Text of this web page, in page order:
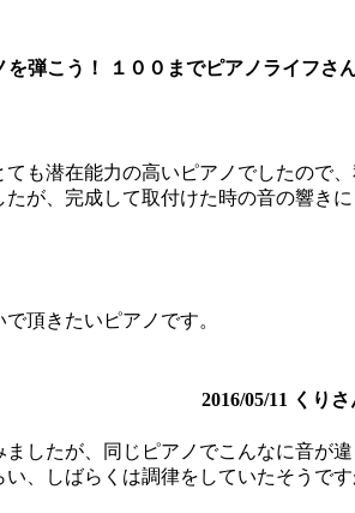
を弾こう！ １００までピアノライフさ
も潜在能力の高いピアノでしたので
が、完成して取付けた時の音の響き
頂きたいピアノです。
2016/05/11 くり
したが、同じピアノでこんなに音が
い、しばらくは調律をしていたそ